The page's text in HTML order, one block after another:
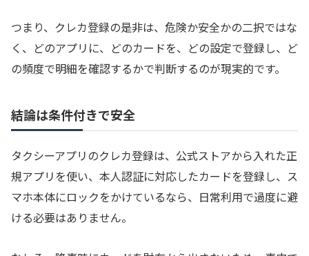
つまり、クレカ登録の是非は、危険か安全かの二択ではな
く、どのアプリに、どのカードを、どの設定で登録し、ど
の頻度で明細を確認するかで判断するのが現実的です。
結論は条件付きで安全
タクシーアプリのクレカ登録は、公式ストアから入れた正
規アプリを使い、本人認証に対応したカードを登録し、ス
マホ本体にロックをかけているなら、日常利用で過度に避
ける必要はありません。